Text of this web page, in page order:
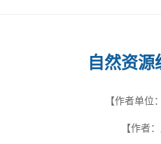
自然资
【作者单位：
【作者